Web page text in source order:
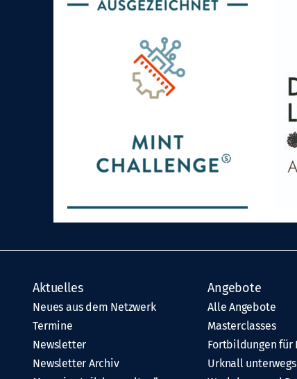
Aktuelles
Neues aus dem Netzwerk
Termine
Newsletter
Newsletter Archiv
Angebote
Alle Angebote
Masterclasses
Fortbildungen für
Urknall unterwegs